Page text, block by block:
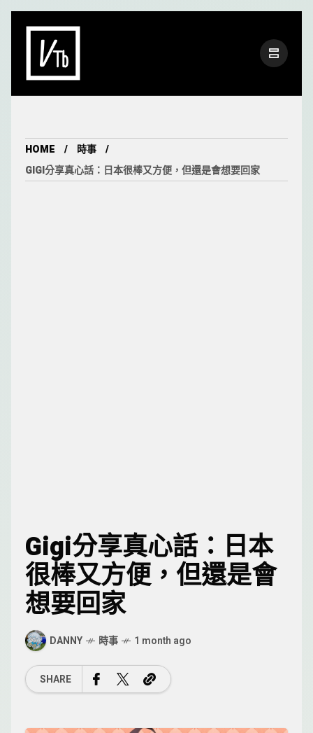
HOME
時事
GIGI分享真心話：日本很棒又方便，但還是會想要回家
Gigi分享真心話：日本
很棒又方便，但還是會
想要回家
DANNY 時事 1 month ago
SHARE